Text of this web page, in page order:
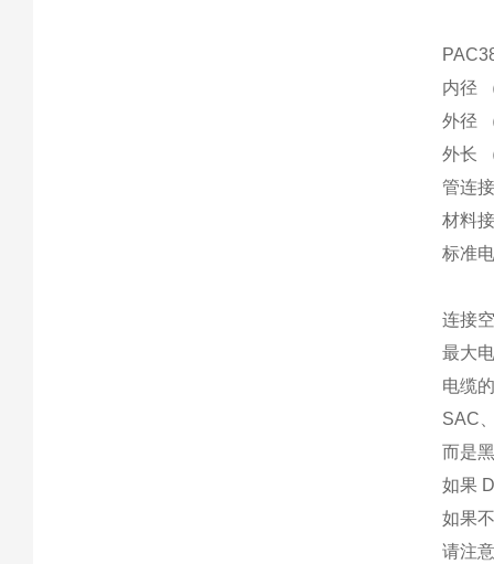
内径
外径
外长
管连
材料
标准
连接
最大
电缆
SAC
而是
如果
如果
请注